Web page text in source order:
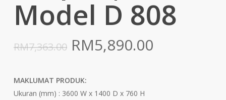
Model D 808
RM7,363.00 Original
price
was:
RM7,363.00.
RM5,890.00Current
MAKLUMAT PRODUK:
Ukuran (mm) : 3600 W x 1400 D x 760 H